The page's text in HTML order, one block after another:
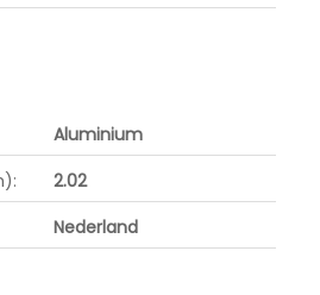
Aluminium
2.02
Nederland